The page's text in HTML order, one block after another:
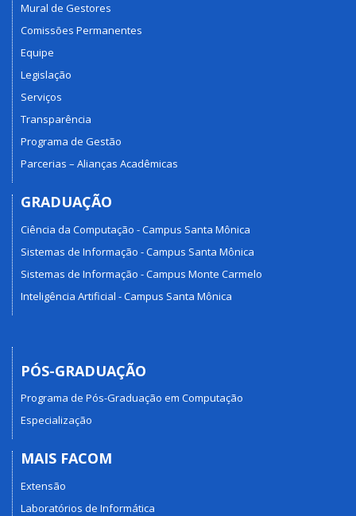
Mural de Gestores
Comissões Permanentes
Equipe
Legislação
Serviços
Transparência
Programa de Gestão
Parcerias – Alianças Acadêmicas
GRADUAÇÃO
Ciência da Computação - Campus Santa Mônica
Sistemas de Informação - Campus Santa Mônica
Sistemas de Informação - Campus Monte Carmelo
Inteligência Artificial - Campus Santa Mônica
PÓS-GRADUAÇÃO
Programa de Pós-Graduação em Computação
Especialização
MAIS FACOM
Extensão
Laboratórios de Informática